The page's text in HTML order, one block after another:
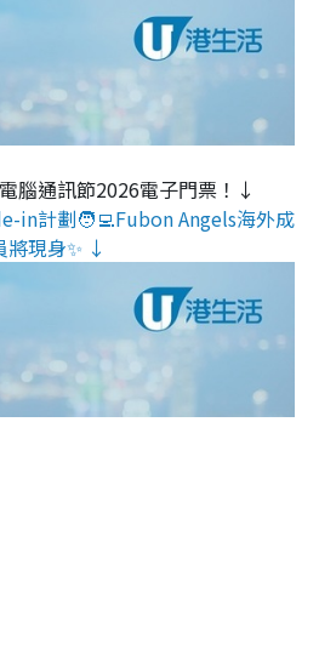
腦通訊節2026電子門票！↓
in計劃🧑‍💻Fubon Angels海外成
將現身✨ ↓